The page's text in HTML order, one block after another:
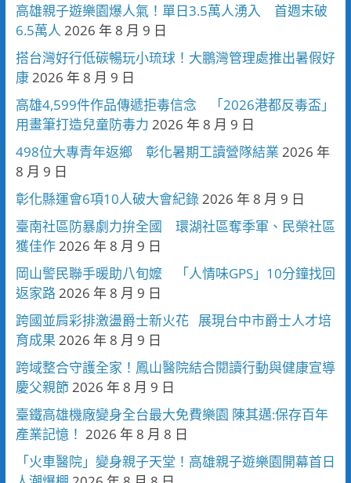
高雄親子遊樂園爆人氣！單日3.5萬人湧入 首週末破
6.5萬人 2026 年 8 月 9 日
搭台灣好行低碳暢玩小琉球！大鵬灣管理處推出暑假好
康 2026 年 8 月 9 日
高雄4,599件作品傳遞拒毒信念 「2026港都反毒盃」
用畫筆打造兒童防毒力 2026 年 8 月 9 日
498位大專青年返鄉 彰化暑期工讀營隊結業 2026 年
8 月 9 日
彰化縣運會6項10人破大會紀錄 2026 年 8 月 9 日
臺南社區防暴劇力拚全國 環湖社區奪季軍、民榮社區
獲佳作 2026 年 8 月 9 日
岡山警民聯手暖助八旬嬤 「人情味GPS」10分鐘找回
返家路 2026 年 8 月 9 日
跨國並肩彩排激盪爵士新火花 展現台中市爵士人才培
育成果 2026 年 8 月 9 日
跨域整合守護全家！鳳山醫院結合閱讀行動與健康宣導
慶父親節 2026 年 8 月 9 日
臺鐵高雄機廠變身全台最大免費樂園 陳其邁:保存百年
產業記憶！ 2026 年 8 月 8 日
「火車醫院」變身親子天堂！高雄親子遊樂園開幕首日